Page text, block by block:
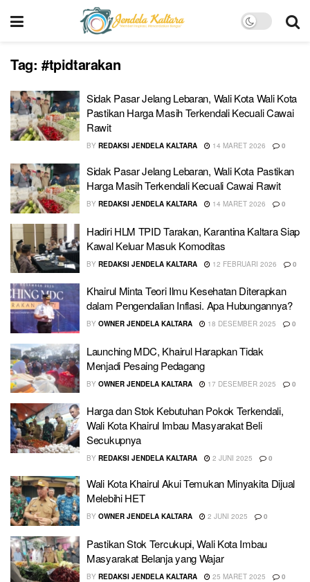
Tag: #tpidtarakan
Sidak Pasar Jelang Lebaran, Wali Kota Wali Kota
Pastikan Harga Masih Terkendali Kecuali Cawai
Rawit
BY REDAKSI JENDELA KALTARA 14 MARET 2026 0
Sidak Pasar Jelang Lebaran, Wali Kota Pastikan
Harga Masih Terkendali Kecuali Cawai Rawit
BY REDAKSI JENDELA KALTARA 14 MARET 2026 0
Hadiri HLM TPID Tarakan, Karantina Kaltara Siap
Kawal Keluar Masuk Komoditas
BY REDAKSI JENDELA KALTARA 12 FEBRUARI 2026 0
Khairul Minta Teori Ilmu Kesehatan Diterapkan
dalam Pengendalian Inflasi. Apa Hubungannya?
BY OWNER JENDELA KALTARA 18 DESEMBER 2025 0
Launching MDC, Khairul Harapkan Tidak
Menjadi Pesaing Pedagang
BY OWNER JENDELA KALTARA 17 DESEMBER 2025 0
Harga dan Stok Kebutuhan Pokok Terkendali,
Wali Kota Khairul Imbau Masyarakat Beli
Secukupnya
BY REDAKSI JENDELA KALTARA 2 JUNI 2025 0
Wali Kota Khairul Akui Temukan Minyakita Dijual
Melebihi HET
BY OWNER JENDELA KALTARA 2 JUNI 2025 0
Pastikan Stok Tercukupi, Wali Kota Imbau
Masyarakat Belanja yang Wajar
BY REDAKSI JENDELA KALTARA 25 MARET 2025 0